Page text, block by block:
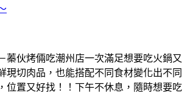
蓁伙烤倆吃潮州店一次滿足想要吃火鍋又
現切肉品，也能搭配不同食材變化出不同
位置又好找！！下午不休息，隨時想要吃